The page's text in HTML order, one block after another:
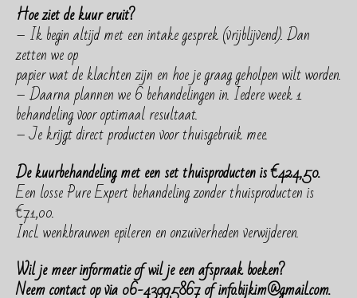
Hoe ziet de kuur eruit?
– Ik begin altijd met een intake gesprek (vrijblijvend). Dan
zetten we op
papier wat de klachten zijn en hoe je graag geholpen wilt worden.
– Daarna plannen we 6 behandelingen in. Iedere week 1
behandeling voor optimaal resultaat.
– Je krijgt direct producten voor thuisgebruik mee.
De kuurbehandeling met een set thuisproducten is €424,50.
Een losse Pure Expert behandeling zonder thuisproducten is
€71,00.
Incl. wenkbrauwen epileren en onzuiverheden verwijderen.
Wil je meer informatie of wil je een afspraak boeken?
Neem contact op via 06-43995867 of info.bijkim@gmail.com.